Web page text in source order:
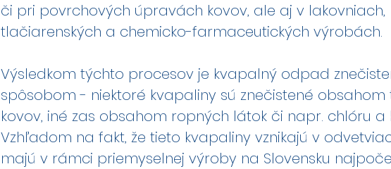
či pri povrchových úpravách kovov, ale aj v lakovniach,
tlačiarenských a chemicko-farmaceutických výrobách.
Výsledkom týchto procesov je kvapalný odpad
spôsobom - niektoré kvapaliny sú znečistené obsahom
kovov, iné zas obsahom ropných látok či napr. chlóru a
Vzhľadom na fakt, že tieto kvapaliny vznikajú v
majú v rámci priemyselnej výroby na Slovensku